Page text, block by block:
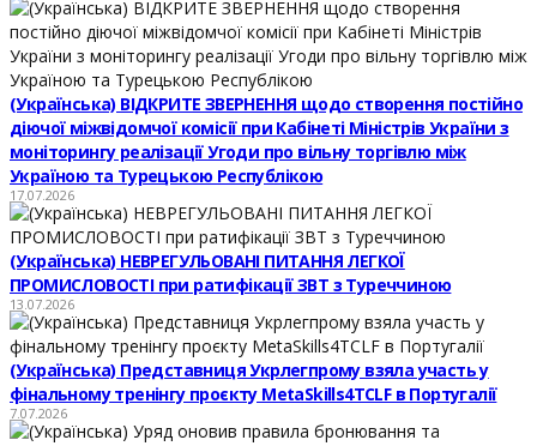
(Українська) ВІДКРИТЕ ЗВЕРНЕННЯ щодо створення постійно
діючої міжвідомчої комісії при Кабінеті Міністрів України з
моніторингу реалізації Угоди про вільну торгівлю між
Україною та Турецькою Республікою
17.07.2026
(Українська) НЕВРЕГУЛЬОВАНІ ПИТАННЯ ЛЕГКОЇ
ПРОМИСЛОВОСТІ при ратифікації ЗВТ з Туреччиною
13.07.2026
(Українська) Представниця Укрлегпрому взяла участь у
фінальному тренінгу проєкту MetaSkills4TCLF в Португалії
7.07.2026